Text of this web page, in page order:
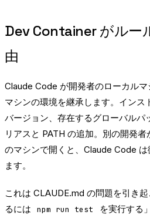
Dev Container がルー
由
Claude Code が開発者のローカル
マシンの環境を継承します。イン
バージョン、存在するグローバルパ
リアスと PATH の追加。別の開発
のマシンで開くと、Claude Code
ます。
これは CLAUDE.md の問題を引き
るには
npm run test
を実行する